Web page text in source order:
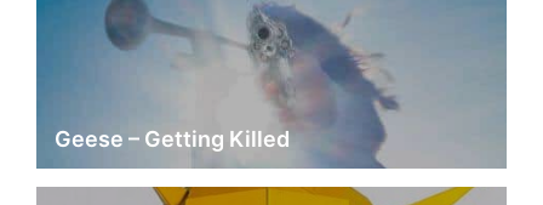
Geese – Getting Killed